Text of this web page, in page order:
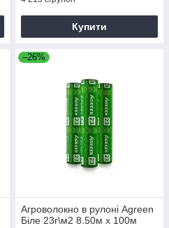
Купити
–26%
Агроволокно в рулоні Agreen
Біле 23г\м2 8.50м х 100м